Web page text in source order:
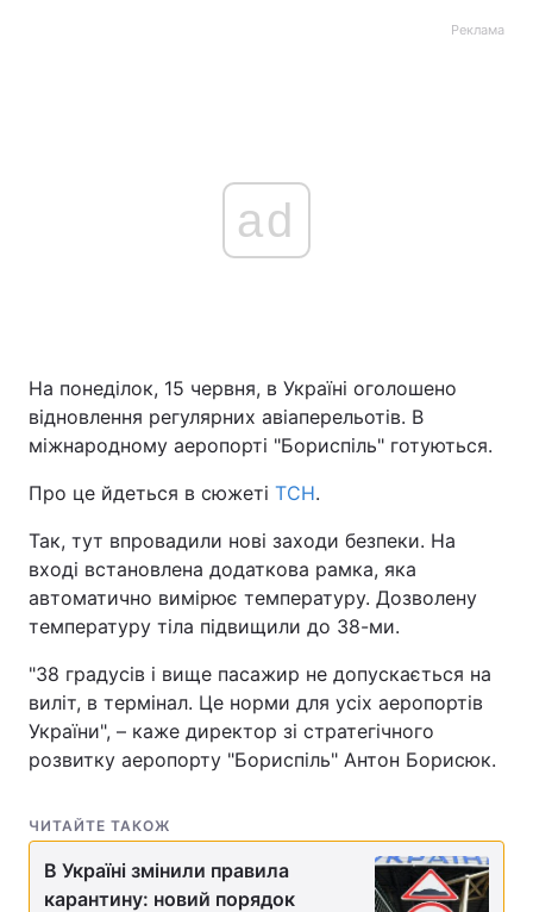
Реклама
ad
На понеділок, 15 червня, в Україні оголошено
відновлення регулярних авіаперельотів. В
міжнародному аеропорті "Бориспіль" готуються.
Про це йдеться в сюжеті ТСН.
Так, тут впровадили нові заходи безпеки. На
вході встановлена додаткова рамка, яка
автоматично вимірює температуру. Дозволену
температуру тіла підвищили до 38-ми.
"38 градусів і вище пасажир не допускається на
виліт, в термінал. Це норми для усіх аеропортів
України", – каже директор зі стратегічного
розвитку аеропорту "Бориспіль" Антон Борисюк.
ЧИТАЙТЕ ТАКОЖ
В Україні змінили правила
карантину: новий порядок